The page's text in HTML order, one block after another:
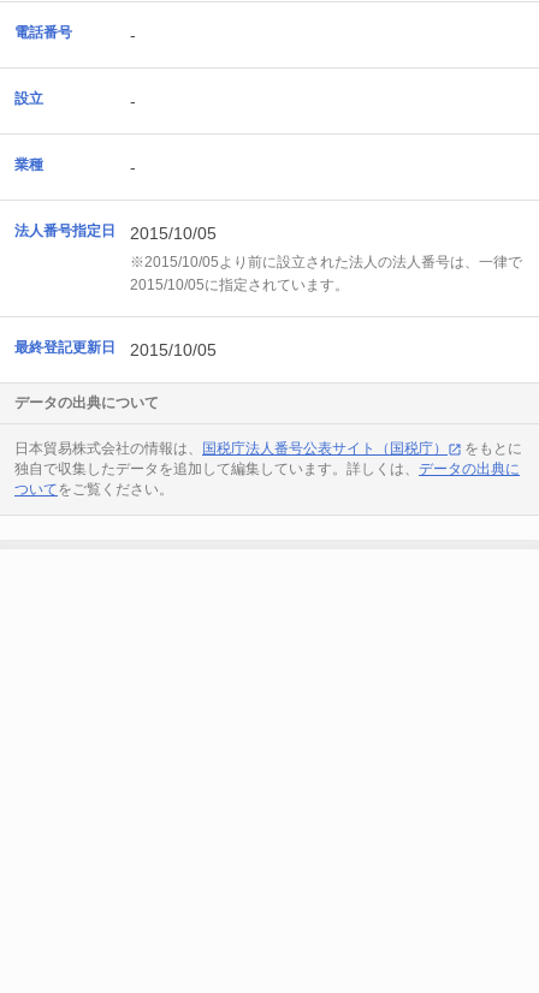
電話番号 -
設立 -
業種 -
法人番号指定日 2015/10/05
※2015/10/05より前に設立された法人の法人番号は、一律で
2015/10/05に指定されています。
最終登記更新日 2015/10/05
データの出典について
日本貿易株式会社の情報は、 国税庁法人番号公表サイト（国税庁）
をもとに
独自で収集したデータを追加して編集しています。詳しくは、 データの出典に
ついてをご覧ください。